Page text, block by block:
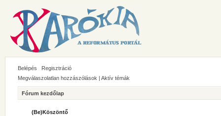
Belépés
Regisztráció
Megválaszolatlan hozzászólások | Aktív témák
Fórum kezdőlap
(Be)Köszöntő